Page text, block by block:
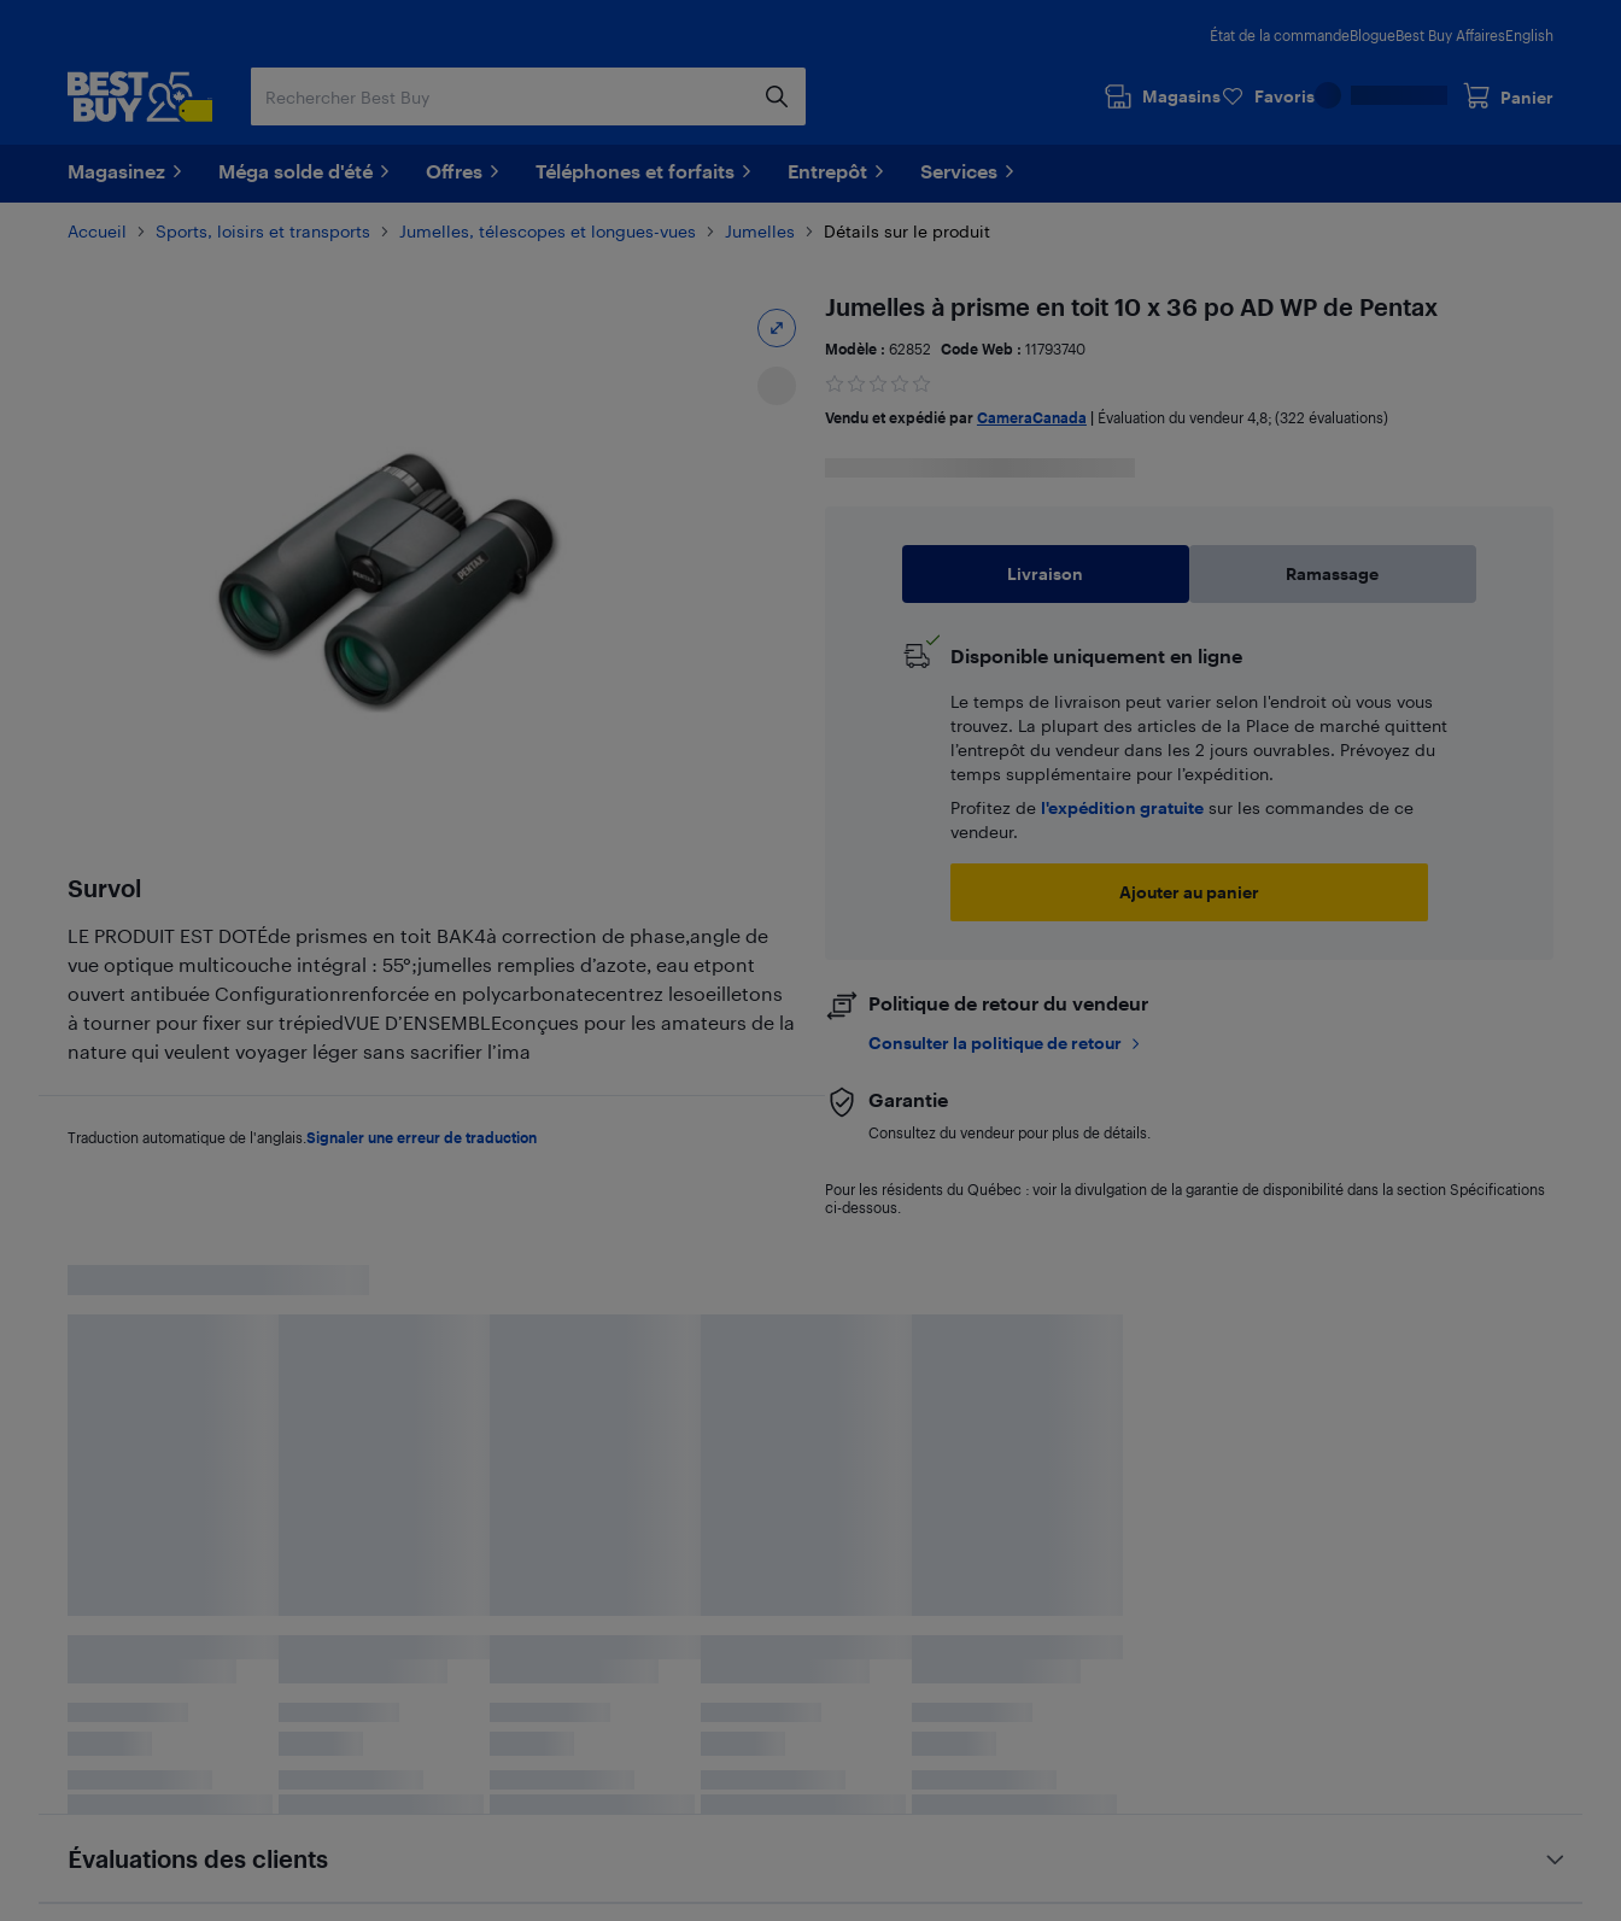
État de la commandeBlogueBest Buy AffairesEnglish
Magasins Favoris Panier
Magasinez Méga solde d'été Offres Téléphones et forfaits Entrepôt Services
Accueil Sports, loisirs et transports Jumelles, télescopes et longues-vues Jumelles Détails sur le produit
Survol
LE PRODUIT EST DOTÉde prismes en toit BAK4à correction de phase,angle de
vue optique multicouche intégral : 55°;jumelles remplies d’azote, eau etpont
ouvert antibuée Configurationrenforcée en polycarbonatecentrez lesoeilletons
à tourner pour fixer sur trépiedVUE D’ENSEMBLEconçues pour les amateurs de la
nature qui veulent voyager léger sans sacrifier l’ima
Traduction automatique de l'anglais. Signaler une erreur de traduction
Jumelles à prisme en toit 10 x 36 po AD WP de Pentax
Modèle : 62852 Code Web : 11793740
Vendu et expédié par CameraCanada Évaluation du vendeur 4,8; (322 évaluations)
Livraison Ramassage
Disponible uniquement en ligne
Le temps de livraison peut varier selon l'endroit où vous vous
trouvez. La plupart des articles de la Place de marché quittent
l’entrepôt du vendeur dans les 2 jours ouvrables. Prévoyez du
temps supplémentaire pour l’expédition.
Profitez de l'expédition gratuitesur les commandes de ce
vendeur.
Ajouter au panier
Politique de retour du vendeur
Consulter la politique de retour
Garantie
Consultez du vendeur pour plus de détails.
Pour les résidents du Québec : voir la divulgation de la garantie de disponibilité dans la section Spécifications
ci-dessous.
Évaluations des clients